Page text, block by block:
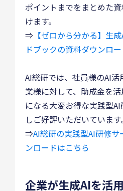
ポイントまでをまとめた
けます。
⇒ 【ゼロから分かる】生
ドブックの資料ダウンロ
AI総研では、社員様のAI
業様に対して、助成金を
になる大変お得な実践型
しご好評いただいています。
⇒AI総研の実践型AI研修
ンロードはこちら
企業が生成AIを活